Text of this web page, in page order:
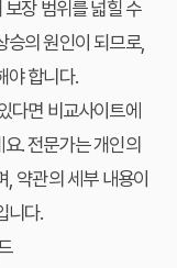
장 범위를 넓힐 수
승의 원인이 되므로,
야 합니다.
다면 비교사이트에
. 전문가는 개인의
약관의 세부 내용이
니다.